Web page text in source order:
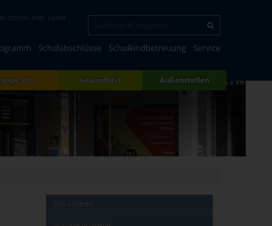
JOBS LOGIN
Schulabschlüsse Schulkindbetreuung Service
vhs Gesundheit Außenstellen
vhs-Leitbild